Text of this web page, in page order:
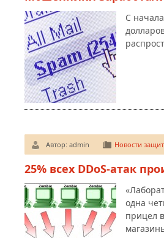
С
Автор: admin Новости
25% всех DDoS-атак
одна
прицел